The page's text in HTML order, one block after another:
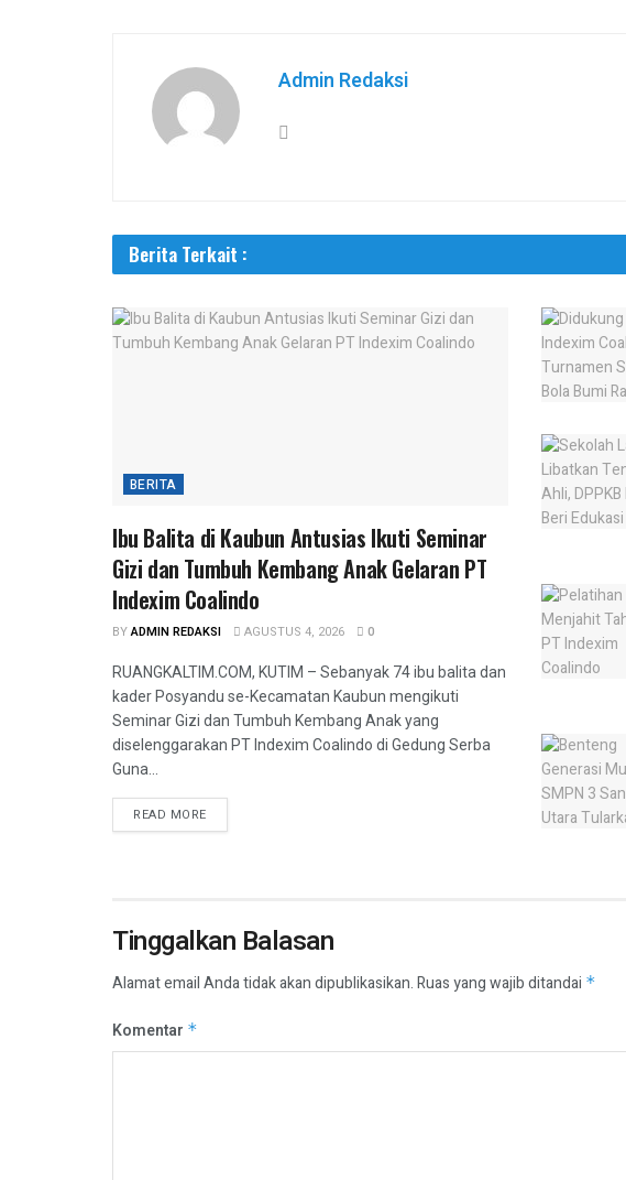
Admin Redaksi
Berita Terkait :
BERITA
Ibu Balita di Kaubun Antusias Ikuti Seminar
Gizi dan Tumbuh Kembang Anak Gelaran PT
Indexim Coalindo
BYADMIN REDAKSI AGUSTUS 4, 2026 0
RUANGKALTIM.COM, KUTIM – Sebanyak 74 ibu balita dan
kader Posyandu se-Kecamatan Kaubun mengikuti
Seminar Gizi dan Tumbuh Kembang Anak yang
diselenggarakan PT Indexim Coalindo di Gedung Serba
Guna...
READ MORE
Tinggalkan Balasan
Alamat email Anda tidak akan dipublikasikan.Ruas yang wajib ditandai *
Komentar *